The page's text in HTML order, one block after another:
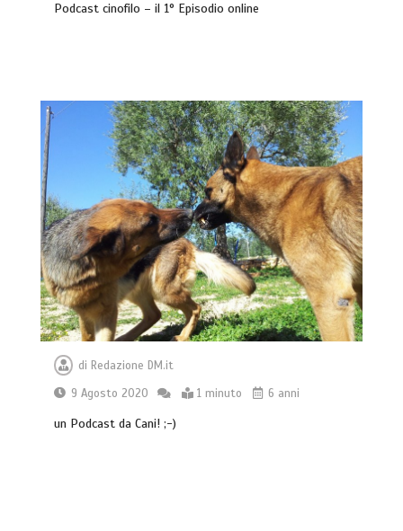
Podcast cinofilo – il 1° Episodio online
di Redazione DM.it
9 Agosto 2020
1 minuto 6 anni
un Podcast da Cani! ;-)